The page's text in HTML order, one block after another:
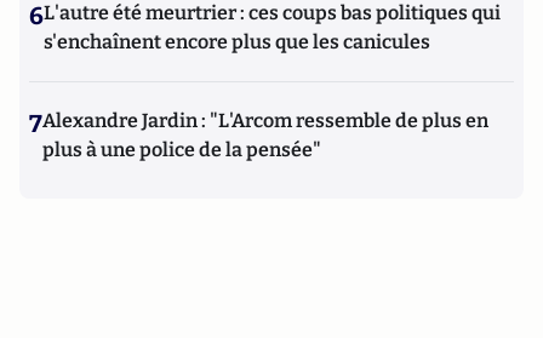
6L'autre été meurtrier : ces coups bas politiques qui
s'enchaînent encore plus que les canicules
7Alexandre Jardin : "L'Arcom ressemble de plus en
plus à une police de la pensée"